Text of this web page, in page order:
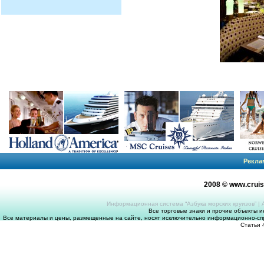
2008 ©
Информационная система “Азбука морских круизов” |
Все торговые знаки и прочие объекты
Все материалы и цены, размещенные на сайте, носят исключительно информационно-
Статьи